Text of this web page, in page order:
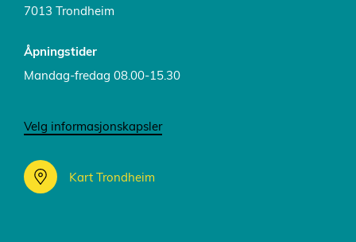
7013 Trondheim
Åpningstider
Mandag-fredag 08.00-15.30
Velg informasjonskapsler
Kart Trondheim